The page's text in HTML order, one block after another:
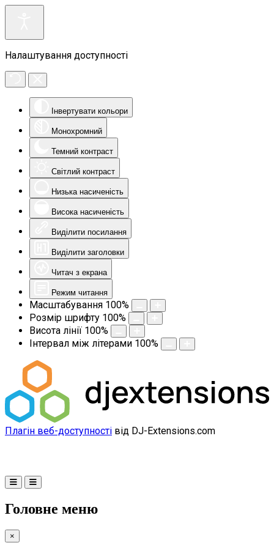
Налаштування доступності
Інвертувати кольори
Монохромний
Темний контраст
Світлий контраст
Низька насиченість
Висока насиченість
Виділити посилання
Виділити заголовки
Читач з екрана
Режим читання
Масштабування 100%
Розмір шрифту 100%
Висота лінії 100%
Інтервал між літерами 100%
Плагін веб-доступності від DJ-Extensions.com
Головне меню
×